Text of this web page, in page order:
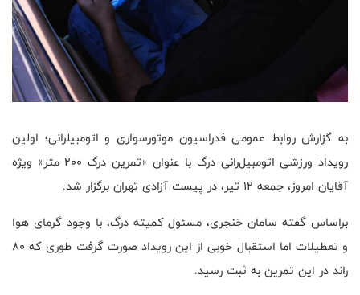
به گزارش روابط عمومی فدراسیون موتورسواری و اتومبیلرانی؛ اولین
رویداد ورزشی اتومبیل‌رانی درگ با عنوان «تمرین درگ ۲۰۰ متر» ویژه
آقایان امروز، جمعه ۱۲ تیر، در پیست آزادی تهران برگزار شد.
براساس گفته سامان خنجری، مسئول کمیته درگ، با وجود گرمای هوا
و تعطیلات اما استقبال خوبی از این رویداد صورت گرفت طوری که ۸۰
راند در این تمرین به ثبت رسید.